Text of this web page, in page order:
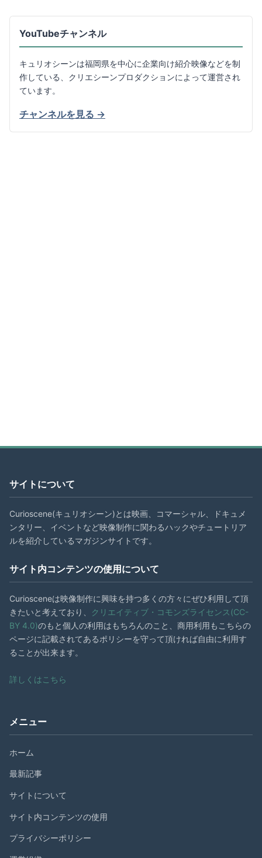
YouTubeチャンネル
キュリオシーンは福岡県を中心に企業向け紹介映像などを制
作している、クリエシーンプロダクションによって運営され
ています。
チャンネルを見る →
サイトについて
Curioscene(キュリオシーン)とは映画、コマーシャル、ドキュメ
ンタリー、イベントなど映像制作に関わるハックやチュートリア
ルを紹介しているマガジンサイトです。
サイト内コンテンツの使用について
Curiosceneは映像制作に興味を持つ多くの方々にぜひ利用して頂
きたいと考えており、
クリエイティブ・コモンズライセンス(CC-
BY 4.0)のもと個人の利用はもちろんのこと、商用利用もこちらの
ページに記載されてあるポリシーを守って頂ければ自由に利用す
ることが出来ます。
詳しくはこちら
メニュー
ホーム
最新記事
サイトについて
サイト内コンテンツの使用
プライバシーポリシー